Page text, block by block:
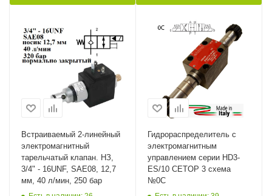
Встраиваемый 2-линейный
электромагнитный
тарельчатый клапан. НЗ,
3/4" - 16UNF, SAE08, 12,7
мм, 40 л/мин, 250 бар
Гидрораспределитель с
электромагнитным
управлением серии HD3-
ES/10 CETOP 3 схема
№0C